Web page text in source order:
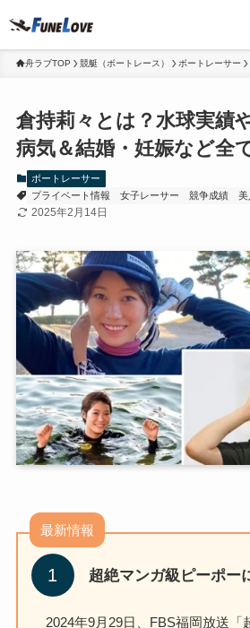
舟ラブTOP 競艇（ボートレース） ボートレーサー
倉持莉々とは？水球実績
病気＆結婚・妊娠など全
ボートレーサー
プライベート情報
女子レーサー 競争成績
2025年2月14日
最新情報
超絶マンガ級ピーポー
2024年9月29日、FBS福岡放送「